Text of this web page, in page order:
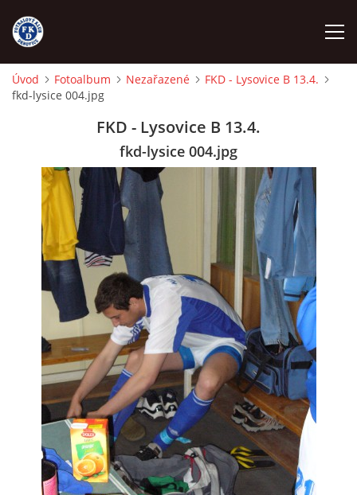
ÚVOD
FKD B
STARŠÍ DOROST
STARŠÍ ŽÁCI
MLADŠÍ ŽÁCI
MLADŠÍ ŽÁCI "B"
STARŠÍ PŘÍPRAVKA R 2012 + 2013
Úvod Fotoalbum Nezařazené
FKD - Lysovice B 13.4.
fkd-lysice 004.jpg
FKD - Lysovice B 13.4.
fkd-lysice 004.jpg